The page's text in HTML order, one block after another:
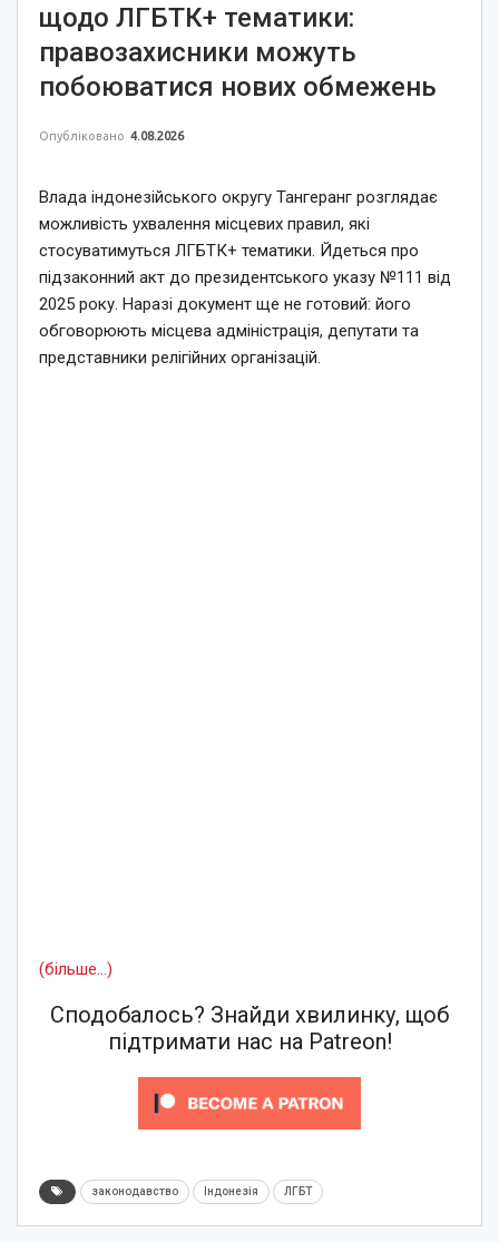
щодо ЛГБТК+ тематики:
правозахисники можуть
побоюватися нових обмежень
Опубліковано 4.08.2026
Влада індонезійського округу Тангеранг розглядає
можливість ухвалення місцевих правил, які
стосуватимуться ЛГБТК+ тематики. Йдеться про
підзаконний акт до президентського указу №111 від
2025 року. Наразі документ ще не готовий: його
обговорюють місцева адміністрація, депутати та
представники релігійних організацій.
(більше…)
Сподобалось? Знайди хвилинку, щоб
підтримати нас на Patreon!
законодавство Індонезія ЛГБТ